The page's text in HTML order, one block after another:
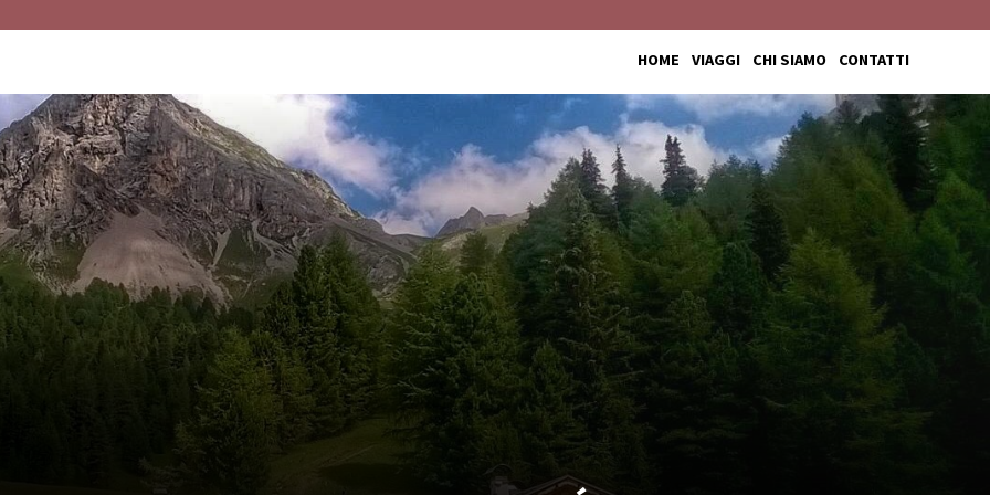
HOME VIAGGI CHI SIAMO CONTATTI